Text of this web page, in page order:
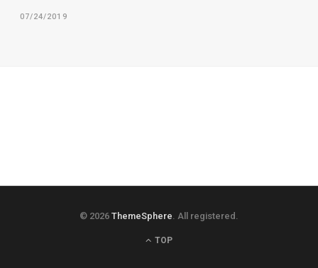
07/24/2019
© 2026 ThemeSphere. All registered.
TOP